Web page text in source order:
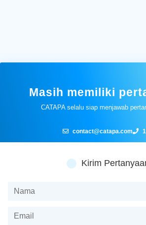
Masih memiliki
CATAPA selalu siap menjawab
contact@catapa.com
Kirim